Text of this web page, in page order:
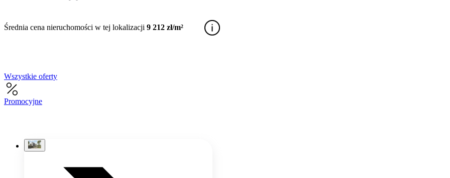
Średnia cena nieruchomości w tej lokalizacji 9 212 zł/m²
Wszystkie oferty
Promocyjne